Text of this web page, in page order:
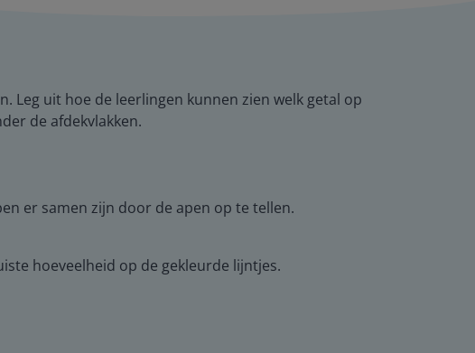
Leg uit hoe de leerlingen kunnen zien welk getal op
de afdekvlakken.
er samen zijn door de apen op te tellen.
hoeveelheid op de gekleurde lijntjes.